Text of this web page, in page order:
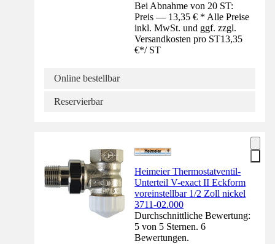
Bei Abnahme von 20 ST:
Preis — 13,35 € * Alle Preise
inkl. MwSt. und ggf. zzgl.
Versandkosten pro ST13,35
€*/ ST
Online bestellbar
Reservierbar
Heimeier Thermostatventil-
Unterteil V-exact II Eckform
voreinstellbar 1/2 Zoll nickel
3711-02.000
Durchschnittliche Bewertung:
5 von 5 Sternen. 6
Bewertungen.